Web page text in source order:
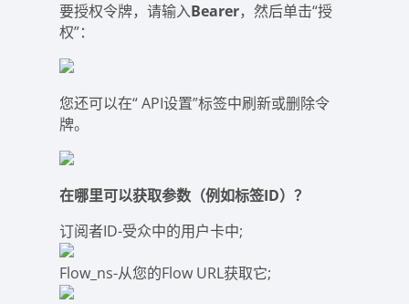
要授权令牌，请输入Bearer，然后单击“授
权”：
您还可以在“ API设置”标签中刷新或删除令
牌。
在哪里可以获取参数（例如标签ID）？
订阅者ID-受众中的用户卡中;
Flow_ns-从您的Flow URL获取它;